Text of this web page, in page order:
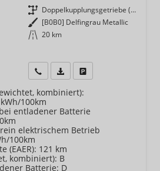
Getriebe
Doppelkupplungsgetriebe (DSG)
Außenfarbe [B0B0] Delfingrau Metallic
Kilometerstand 20 km
Wir rufen Sie anFahrzeugexposé (PDF)
kombiniert):
100km
entladener Batterie
elektrischem Betrieb
100km
(EAER): 121 km
kombiniert): B
Batterie: D